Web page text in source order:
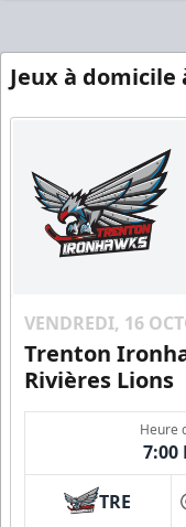
Jeux à domicile
VENDREDI, 16
Trenton
Rivières Lions
Heure
7:00
TRE